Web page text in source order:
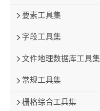
要素工具集
字段工具集
文件地理数据库工具集
常规工具集
栅格综合工具集